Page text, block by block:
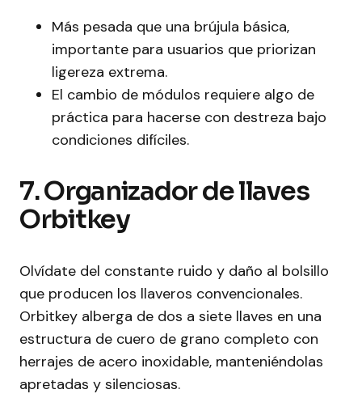
Más pesada que una brújula básica,
importante para usuarios que priorizan
ligereza extrema.
El cambio de módulos requiere algo de
práctica para hacerse con destreza bajo
condiciones difíciles.
7. Organizador de llaves
Orbitkey
Olvídate del constante ruido y daño al bolsillo
que producen los llaveros convencionales.
Orbitkey alberga de dos a siete llaves en una
estructura de cuero de grano completo con
herrajes de acero inoxidable, manteniéndolas
apretadas y silenciosas.